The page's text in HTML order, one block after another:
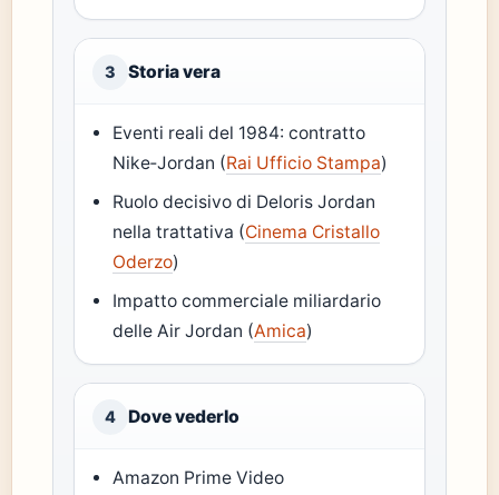
3 Storia vera
Eventi reali del 1984: contratto
Nike‑Jordan (Rai Ufficio Stampa)
Ruolo decisivo di Deloris Jordan
nella trattativa (Cinema Cristallo
Oderzo)
Impatto commerciale miliardario
delle Air Jordan (Amica)
4 Dove vederlo
Amazon Prime Video